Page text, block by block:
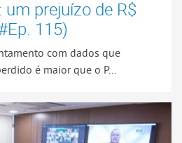
um prejuízo de R$
115)
com dados que
é maior que o P...